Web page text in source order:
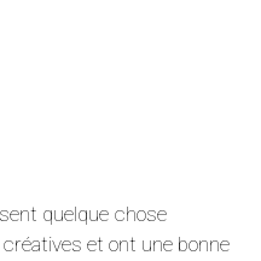
quelque chose
et ont une bonne